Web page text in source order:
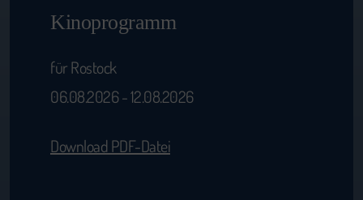
Kinoprogramm
für Rostock
06.08.2026 - 12.08.2026
Download PDF-Datei